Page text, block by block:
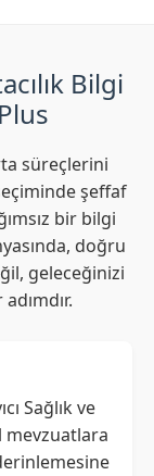
Bilgi
süreçlerini
şeffaf
bir bilgi
doğru
geleceğinizi
Sağlık ve
mevzuatlara